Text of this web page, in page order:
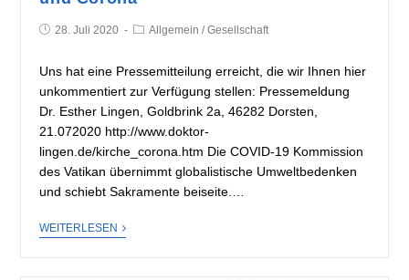
28. Juli 2020 Allgemein / Gesellschaft
Uns hat eine Pressemitteilung erreicht, die wir Ihnen hier
unkommentiert zur Verfügung stellen: Pressemeldung
Dr. Esther Lingen, Goldbrink 2a, 46282 Dorsten,
21.072020 http://www.doktor-
lingen.de/kirche_corona.htm Die COVID-19 Kommission
des Vatikan übernimmt globalistische Umweltbedenken
und schiebt Sakramente beiseite.…
WEITERLESEN